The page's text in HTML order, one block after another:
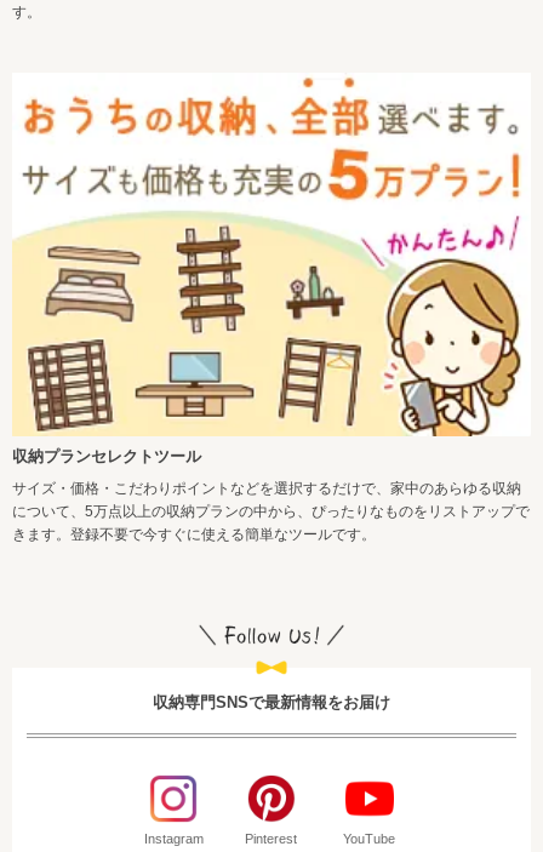
す。
収納プランセレクトツール
サイズ・価格・こだわりポイントなどを選択するだけで、家中のあらゆる収納
について、5万点以上の収納プランの中から、ぴったりなものをリストアップで
きます。登録不要で今すぐに使える簡単なツールです。
収納専門SNSで最新情報をお届け
Instagram Pinterest YouTube